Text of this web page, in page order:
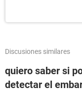
Discusiones similares
quiero saber si
detectar el